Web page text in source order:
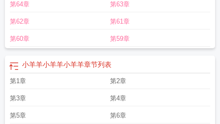
第64章 第63章
第62章 第61章
第60章 第59章
小羊羊小羊羊小羊羊章节列表
第1章 第2章
第3章 第4章
第5章 第6章